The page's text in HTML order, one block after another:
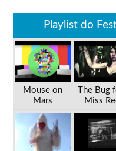
Playlist do
Mouse on
Mars
The Bug
Miss